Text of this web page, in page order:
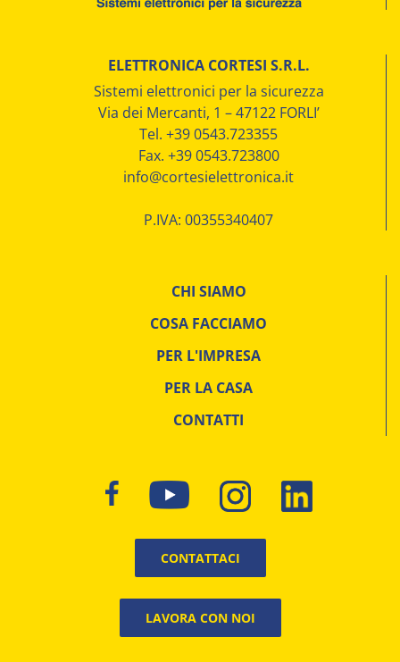
ELETTRONICA CORTESI S.R.L.
Sistemi elettronici per la sicurezza
Via dei Mercanti, 1 – 47122 FORLI’
Tel. +39 0543.723355
Fax. +39 0543.723800
info@cortesielettronica.it
P.IVA: 00355340407
CHI SIAMO
COSA FACCIAMO
PER L'IMPRESA
PER LA CASA
CONTATTI
CONTATTACI
LAVORA CON NOI